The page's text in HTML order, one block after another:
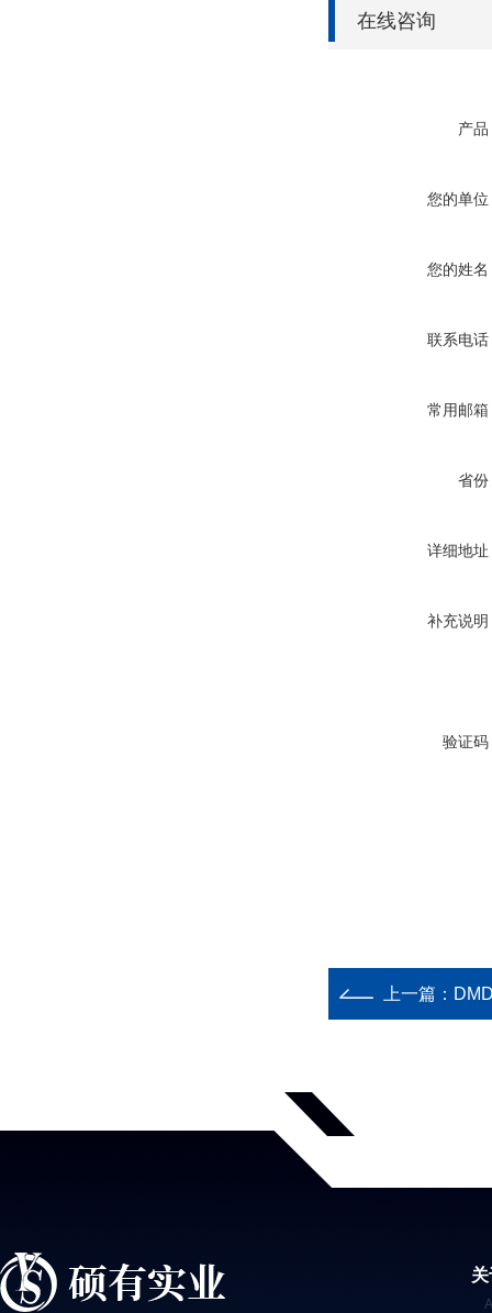
在线咨询
产品
您的单位
您的姓名
联系电话
常用邮箱
省份
详细地址
补充说明
验证码
上一篇：